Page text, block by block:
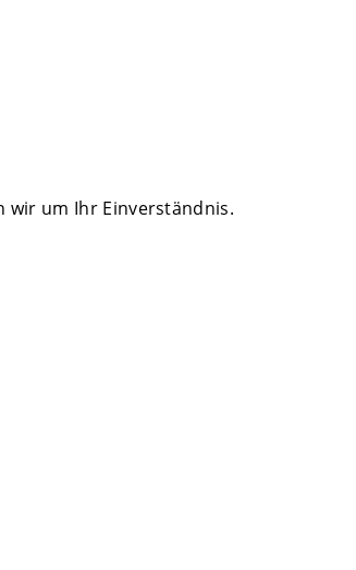
wir um Ihr Einverständnis.